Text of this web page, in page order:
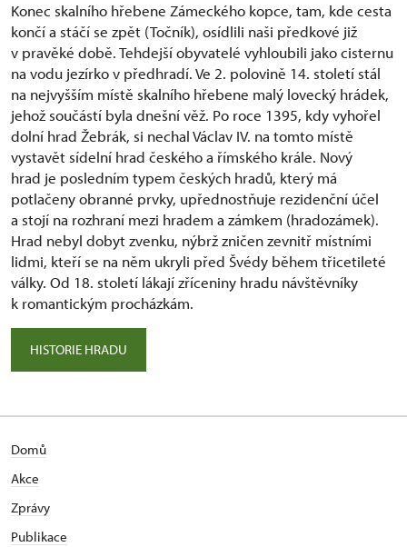
Konec skalního hřebene Zámeckého kopce, tam, kde cesta
končí a stáčí se zpět (Točník), osídlili naši předkové již
v pravěké době. Tehdejší obyvatelé vyhloubili jako cisternu
na vodu jezírko v předhradí. Ve 2. polovině 14. století stál
na nejvyšším místě skalního hřebene malý lovecký hrádek,
jehož součástí byla dnešní věž. Po roce 1395, kdy vyhořel
dolní hrad Žebrák, si nechal Václav IV. na tomto místě
vystavět sídelní hrad českého a římského krále. Nový
hrad je posledním typem českých hradů, který má
potlačeny obranné prvky, upřednostňuje rezidenční účel
a stojí na rozhraní mezi hradem a zámkem (hradozámek).
Hrad nebyl dobyt zvenku, nýbrž zničen zevnitř místními
lidmi, kteří se na něm ukryli před Švédy během třicetileté
války. Od 18. století lákají zříceniny hradu návštěvníky
k romantickým procházkám.
HISTORIE HRADU
Domů
Akce
Zprávy
Publikace